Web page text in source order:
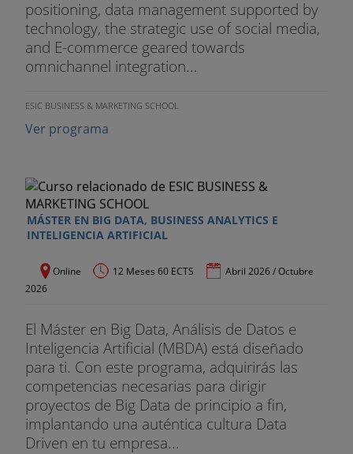
En esta jornada se pretende dotar a los alumnos
de conocimientos imprescindibles del entorno 2.0,
como buscar trabajo y como reclutar con éxito. 5
Tutores:
esencialmente por profesionales de empresas y
del mundo académico, que pueden transmitir a los
alumnos experiencias laborales vivas y aportar
ejemplos válidos en el ámbito del marketing.
Evaluación:
a la superación de un examen presencial.
Regalo Curso de idiomas:
A elegir niveles: básico, medio o avanzado. Curso
online.
positioning, data management supported by
technology, the strategic use of social media,
and E-commerce geared towards
omnichannel integration...
ESIC BUSINESS & MARKETING SCHOOL
Ver programa
MÁSTER EN BIG DATA, BUSINESS ANALYTICS E
INTELIGENCIA ARTIFICIAL
Online 12 Meses 60 ECTS
Abril 2026 / Octubre
2026
El Máster en Big Data, Análisis de Datos e
Inteligencia Artificial (MBDA) está diseñado
para ti. Con este programa, adquirirás las
competencias necesarias para dirigir
proyectos de Big Data de principio a fin,
implantando una auténtica cultura Data
Driven en tu empresa...